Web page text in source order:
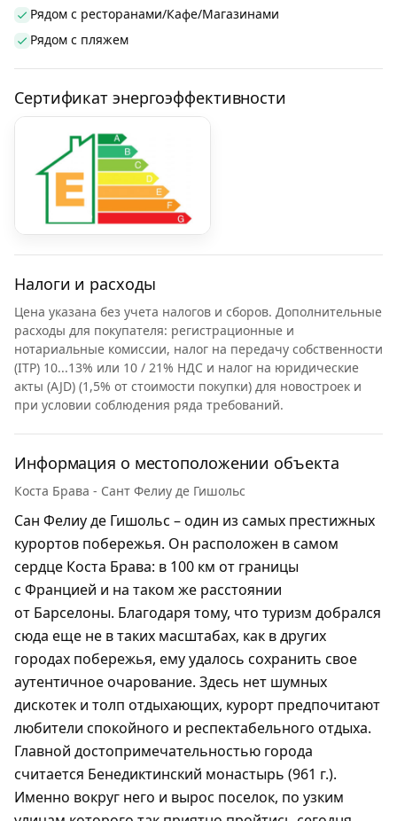
Рядом с ресторанами/Кафе/Магазинами
Рядом с пляжем
Сертификат энергоэффективности
Налоги и расходы
Цена указана без учета налогов и сборов. Дополнительные
расходы для покупателя: регистрационные и
нотариальные комиссии, налог на передачу собственности
(ITP) 10...13% или 10 / 21% НДС и налог на юридические
акты (AJD) (1,5% от стоимости покупки) для новостроек и
при условии соблюдения ряда требований.
Информация о местоположении объекта
Коста Брава - Сант Фелиу де Гишольс
Сан Фелиу де Гишольс – один из самых престижных
курортов побережья. Он расположен в самом
сердце Коста Брава: в 100 км от границы
с Францией и на таком же расстоянии
от Барселоны. Благодаря тому, что туризм добрался
сюда еще не в таких масштабах, как в других
городах побережья, ему удалось сохранить свое
аутентичное очарование. Здесь нет шумных
дискотек и толп отдыхающих, курорт предпочитают
любители спокойного и респектабельного отдыха.
Главной достопримечательностью города
считается Бенедиктинский монастырь (961 г.).
Именно вокруг него и вырос поселок, по узким